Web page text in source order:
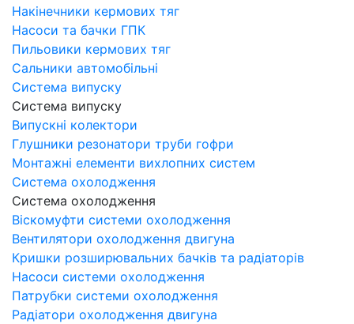
Накінечники кермових тяг
Насоси та бачки ГПК
Пильовики кермових тяг
Сальники автомобільні
Система випуску
Система випуску
Випускні колектори
Глушники резонатори труби гофри
Монтажні елементи вихлопних систем
Система охолодження
Система охолодження
Віскомуфти системи охолодження
Вентилятори охолодження двигуна
Кришки розширювальних бачків та радіаторів
Насоси системи охолодження
Патрубки системи охолодження
Радіатори охолодження двигуна